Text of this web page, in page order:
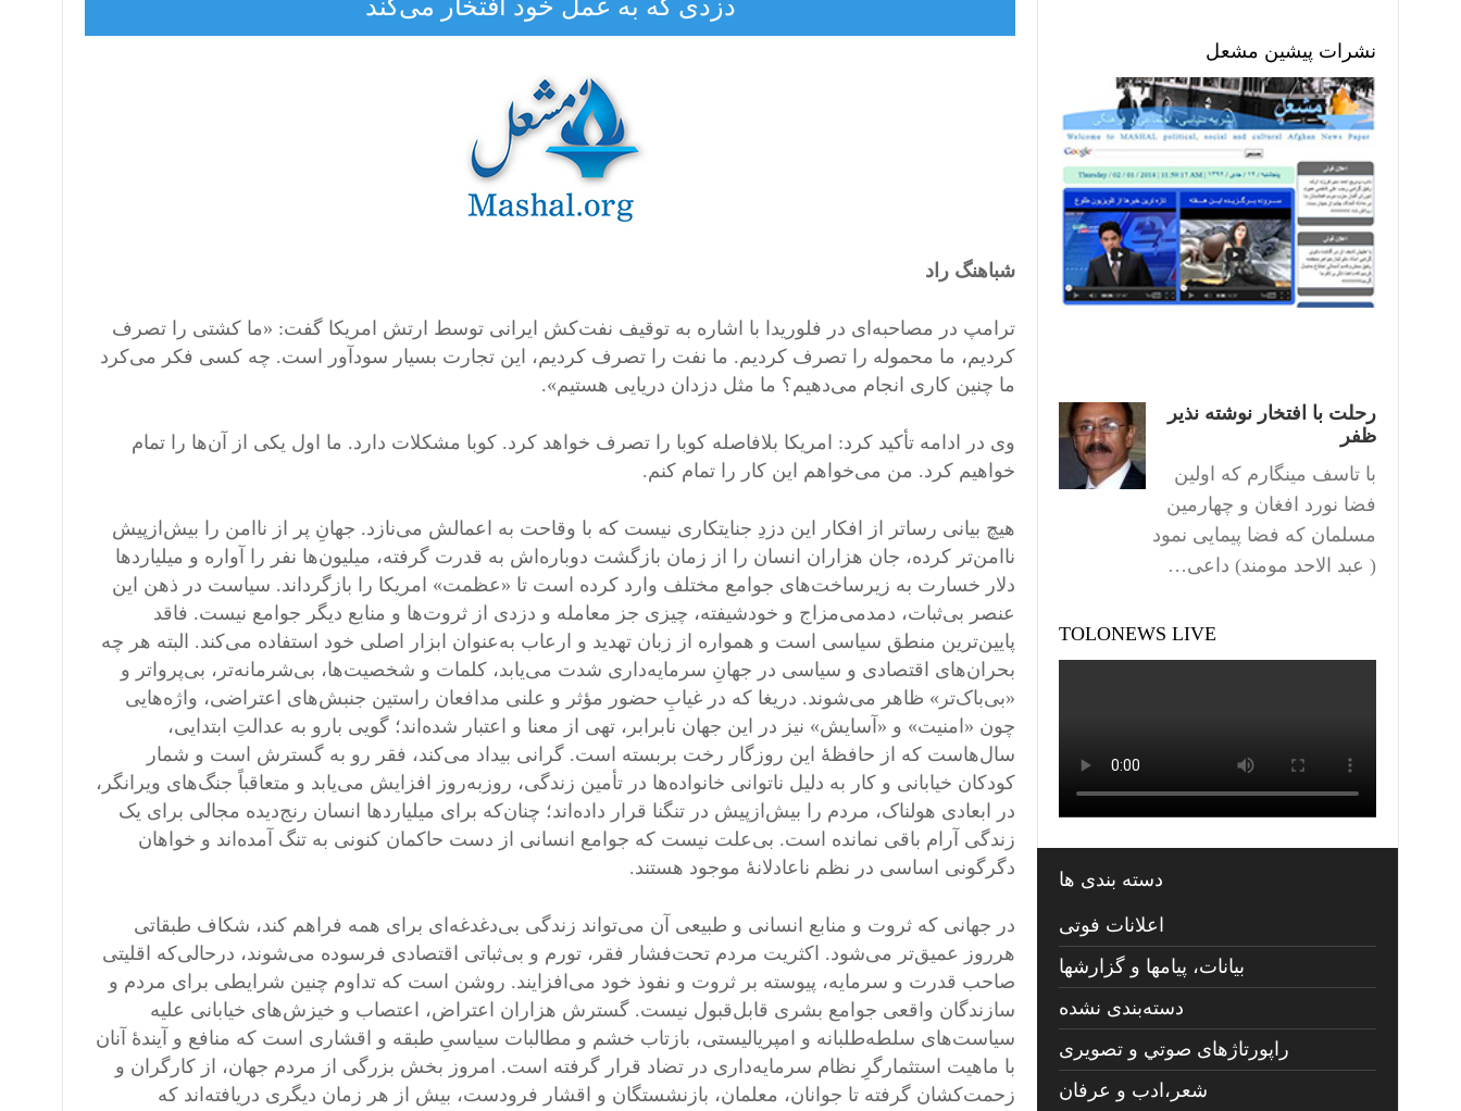
دزدی که به عمل خود افتخار می‌کند
شباهنگ راد
ترامپ در مصاحبه‌ای در فلوریدا با اشاره به توقیف نفت‌کش ایرانی توسط ارتش امریکا گفت: «ما کشتی را تصرف
کردیم، ما محموله را تصرف کردیم. ما نفت را تصرف کردیم، این تجارت بسیار سودآور است. چه کسی فکر می‌کرد
ما چنین کاری انجام می‌دهیم؟ ما مثل دزدان دریایی هستیم».
وی در ادامه تأکید کرد: امریکا بلافاصله کوبا را تصرف خواهد کرد. کوبا مشکلات دارد. ما اول یکی از آن‌ها را تمام
خواهیم کرد. من می‌خواهم این کار را تمام کنم.
هیچ بیانی رساتر از افکار این دزدِ جنایتکاری نیست که با وقاحت به اعمالش می‌نازد. جهانِ پر از ناامن را بیش‌ازپیش
ناامن‌تر کرده، جان هزاران انسان را از زمان بازگشت دوباره‌اش به قدرت گرفته، میلیون‌ها نفر را آواره و میلیاردها
دلار خسارت به زیرساخت‌های جوامع مختلف وارد کرده است تا «عظمت» امریکا را بازگرداند. سیاست در ذهن این
عنصر بی‌ثبات، دمدمی‌مزاج و خودشیفته، چیزی جز معامله و دزدی از ثروت‌ها و منابع دیگر جوامع نیست. فاقد
پایین‌ترین منطق سیاسی است و همواره از زبان تهدید و ارعاب به‌عنوان ابزار اصلی خود استفاده می‌کند. البته هر چه
بحران‌های اقتصادی و سیاسی در جهانِ سرمایه‌داری شدت می‌یابد، کلمات و شخصیت‌ها، بی‌شرمانه‌تر، بی‌پرواتر و
«بی‌باک‌تر» ظاهر می‌شوند. دریغا که در غیابِ حضور مؤثر و علنی مدافعان راستین جنبش‌های اعتراضی، واژه‌هایی
چون «امنیت» و «آسایش» نیز در این جهان نابرابر، تهی از معنا و اعتبار شده‌اند؛ گویی بارو به عدالتِ ابتدایی،
سال‌هاست که از حافظهٔ این روزگار رخت بربسته است. گرانی بیداد می‌کند، فقر رو به گسترش است و شمار
کودکان خیابانی و کار به دلیل ناتوانی خانواده‌ها در تأمین زندگی، روزبه‌روز افزایش می‌یابد و متعاقباً جنگ‌های ویرانگر،
در ابعادی هولناک، مردم را بیش‌ازپیش در تنگنا قرار داده‌اند؛ چنان‌که برای میلیاردها انسان رنج‌دیده مجالی برای یک
زندگی آرام باقی نمانده است. بی‌علت نیست که جوامع انسانی از دست حاکمان کنونی به تنگ آمده‌اند و خواهان
دگرگونی اساسی در نظم ناعادلانهٔ موجود هستند.
در جهانی که ثروت و منابع انسانی و طبیعی آن می‌تواند زندگی بی‌دغدغه‌ای برای همه فراهم کند، شکاف طبقاتی
هرروز عمیق‌تر می‌شود. اکثریت مردم تحت‌فشار فقر، تورم و بی‌ثباتی اقتصادی فرسوده می‌شوند، درحالی‌که اقلیتی
صاحب قدرت و سرمایه، پیوسته بر ثروت و نفوذ خود می‌افزایند. روشن است که تداوم چنین شرایطی برای مردم و
سازندگان واقعی جوامع بشری قابل‌قبول نیست. گسترش هزاران اعتراض، اعتصاب و خیزش‌های خیابانی علیه
سیاست‌های سلطه‌طلبانه و امپریالیستی، بازتاب خشم و مطالبات سیاسیِ طبقه و اقشاری است که منافع و آیندهٔ آنان
با ماهیت استثمارگرِ نظام سرمایه‌داری در تضاد قرار گرفته است. امروز بخش بزرگی از مردم جهان، از کارگران و
زحمت‌کشان گرفته تا جوانان، معلمان، بازنشستگان و اقشار فرودست، بیش از هر زمان دیگری دریافته‌اند که
نشرات پیشین مشعل
رحلت با افتخار نوشته نذیر
ظفر
با تاسف مینگارم که اولین
فضا نورد افغان و چهارمین
مسلمان که فضا پیمایی نمود
( عبد الاحد مومند) داعی…
TOLONEWS LIVE
دسته بندی ها
اعلانات فوتی
بیانات، پیامها و گزارشها
دسته‌بندی نشده
راپورتاژهای صوتي و تصويری
شعر،ادب و عرفان